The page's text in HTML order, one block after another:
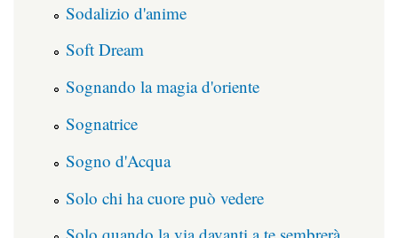
Sodalizio d'anime
Soft Dream
Sognando la magia d'oriente
Sognatrice
Sogno d'Acqua
Solo chi ha cuore può vedere